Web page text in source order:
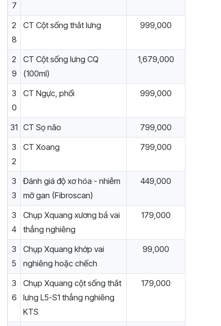
7
2
8
CT Cột sống thắt lưng 999,000
2
9
CT Cột sống lưng CQ
(100ml)
1,679,000
3
0
CT Ngực, phổi 999,000
31 CT Sọ não
799,000
3
2
CT Xoang 799,000
3
3
Đánh giá độ xơ hóa - nhiễm
mỡ gan (Fibroscan)
449,000
3
4
Chụp Xquang xương bả vai
thẳng nghiêng
179,000
3
5
Chụp Xquang khớp vai
nghiêng hoặc chếch
99,000
3
6
Chụp Xquang cột sống thắt
lưng L5-S1 thẳng nghiêng
KTS
179,000